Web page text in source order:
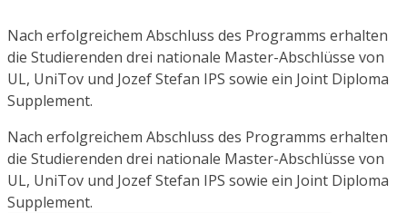
Nach erfolgreichem Abschluss des Programms erhalten
die Studierenden drei nationale Master-Abschlüsse von
UL, UniTov und Jozef Stefan IPS sowie ein Joint Diploma
Supplement.
Nach erfolgreichem Abschluss des Programms erhalten
die Studierenden drei nationale Master-Abschlüsse von
UL, UniTov und Jozef Stefan IPS sowie ein Joint Diploma
Supplement.